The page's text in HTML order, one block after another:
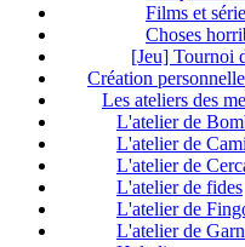
Films et
Choses
[Jeu] Tournoi
Création personnelle
Les ateliers des
L'atelier de
L'atelier de
L'atelier de
L'atelier de fides
L'atelier de
L'atelier de